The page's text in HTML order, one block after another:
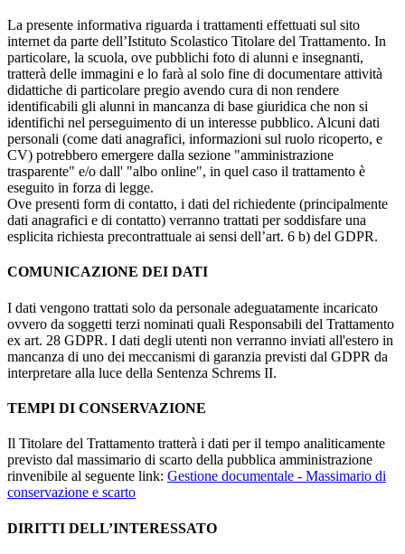
La presente informativa riguarda i trattamenti effettuati sul sito
internet da parte dell’Istituto Scolastico Titolare del Trattamento. In
particolare, la scuola, ove pubblichi foto di alunni e insegnanti,
tratterà delle immagini e lo farà al solo fine di documentare attività
didattiche di particolare pregio avendo cura di non rendere
identificabili gli alunni in mancanza di base giuridica che non si
identifichi nel perseguimento di un interesse pubblico. Alcuni dati
personali (come dati anagrafici, informazioni sul ruolo ricoperto, e
CV) potrebbero emergere dalla sezione "amministrazione
trasparente" e/o dall' "albo online", in quel caso il trattamento è
eseguito in forza di legge.
Ove presenti form di contatto, i dati del richiedente (principalmente
dati anagrafici e di contatto) verranno trattati per soddisfare una
esplicita richiesta precontrattuale ai sensi dell’art. 6 b) del GDPR.
COMUNICAZIONE DEI DATI
I dati vengono trattati solo da personale adeguatamente incaricato
ovvero da soggetti terzi nominati quali Responsabili del Trattamento
ex art. 28 GDPR. I dati degli utenti non verranno inviati all'estero in
mancanza di uno dei meccanismi di garanzia previsti dal GDPR da
interpretare alla luce della Sentenza Schrems II.
TEMPI DI CONSERVAZIONE
Il Titolare del Trattamento tratterà i dati per il tempo analiticamente
previsto dal massimario di scarto della pubblica amministrazione
rinvenibile al seguente link: Gestione documentale - Massimario di
conservazione e scarto
DIRITTI DELL’INTERESSATO